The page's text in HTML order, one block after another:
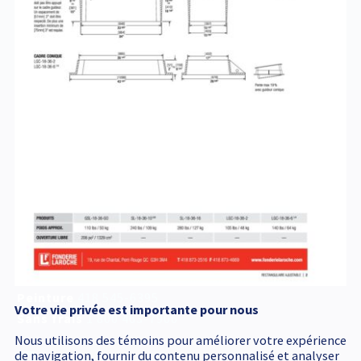
SL18X36
Adresse postale
340, Émile Couture
Chicoutimi (Québec) G7H 8B6
418 545-1698
Sans frais 1 800 463-7906
Votre vie privée est importante pour nous
Nous utilisons des témoins pour améliorer votre expérience
de navigation, fournir du contenu personnalisé et analyser